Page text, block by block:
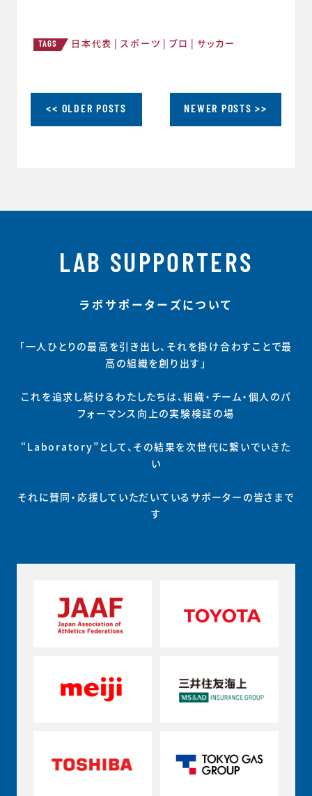
TAGS 日本代表 スポーツ プロ サッカー
NEWER POSTS >>
<< OLDER POSTS
LAB SUPPORTERS
ラボサポーターズについて
「一人ひとりの最高を引き出し、それを掛け合わすことで最
高の組織を創り出す」
これを追求し続けるわたしたちは、組織・チーム・個人のパ
フォーマンス向上の実験検証の場
“Laboratory”として、その結果を次世代に繋いでいきた
い
それに賛同・応援していただいているサポーターの皆さまで
す